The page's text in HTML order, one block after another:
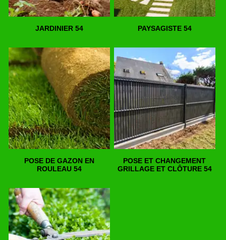
JARDINIER 54 PAYSAGISTE 54
POSE DE GAZON EN
ROULEAU 54
POSE ET CHANGEMENT
GRILLAGE ET CLÔTURE 54